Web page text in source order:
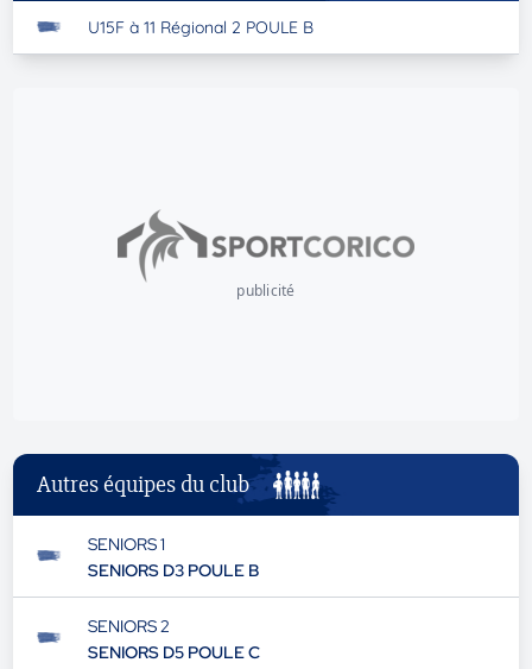
U15F à 11 Régional 2 POULE B
publicité
Autres équipes du club
SENIORS 1
SENIORS D3 POULE B
SENIORS 2
SENIORS D5 POULE C